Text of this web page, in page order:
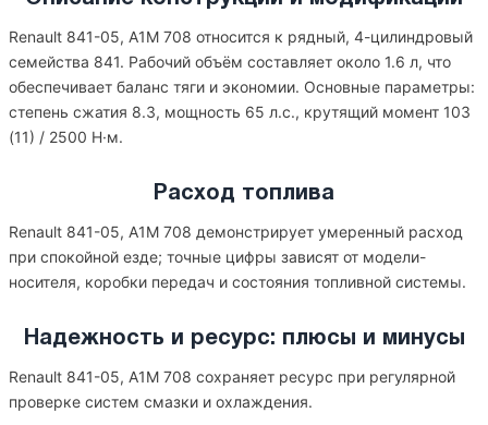
Renault 841-05, A1M 708 относится к рядный, 4-цилиндровый
семейства 841. Рабочий объём составляет около 1.6 л, что
обеспечивает баланс тяги и экономии. Основные параметры:
степень сжатия 8.3, мощность 65 л.с., крутящий момент 103
(11) / 2500 Н·м.
Расход топлива
Renault 841-05, A1M 708 демонстрирует умеренный расход
при спокойной езде; точные цифры зависят от модели-
носителя, коробки передач и состояния топливной системы.
Надежность и ресурс: плюсы и минусы
Renault 841-05, A1M 708 сохраняет ресурс при регулярной
проверке систем смазки и охлаждения.